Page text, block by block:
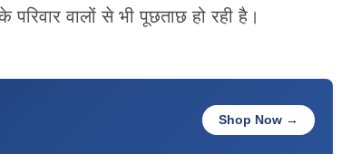
वालों से भी पूछताछ हो रही है।
Shop Now →